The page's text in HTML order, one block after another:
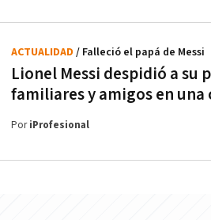
Lionel Messi despidió a su
familiares y amigos en
ACTUALIDAD / Falleció el papá de Messi
PoriProfesional